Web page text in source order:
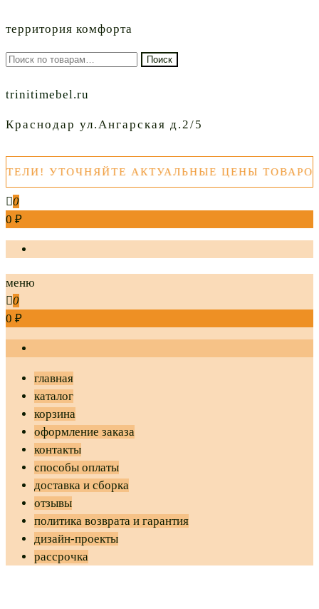
территория комфорта
Искать: Поиск
trinitimebel.ru
Краснодар ул.Ангарская д.2/5
АКТУАЛЬНЫЕ ЦЕНЫ ТОВАРОВ
0
0 ₽
меню
0
0 ₽
главная
каталог
корзина
оформление заказа
контакты
способы оплаты
доставка и сборка
отзывы
политика возврата и гарантия
дизайн-проекты
рассрочка